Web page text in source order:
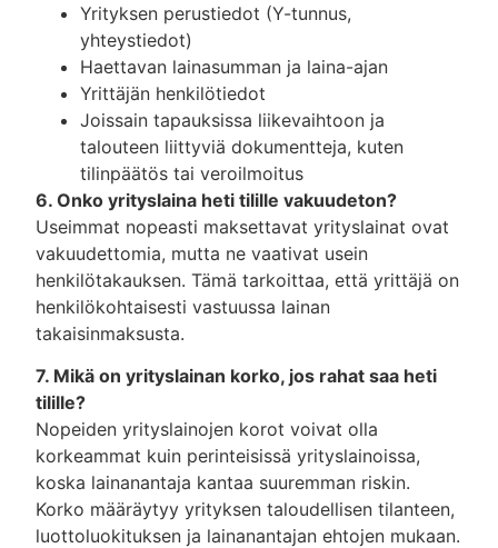
Yrityksen perustiedot (Y-tunnus,
yhteystiedot)
Haettavan lainasumman ja laina-ajan
Yrittäjän henkilötiedot
Joissain tapauksissa liikevaihtoon ja
talouteen liittyviä dokumentteja, kuten
tilinpäätös tai veroilmoitus
6. Onko yrityslaina heti tilille vakuudeton?
Useimmat nopeasti maksettavat yrityslainat ovat
vakuudettomia, mutta ne vaativat usein
henkilötakauksen. Tämä tarkoittaa, että yrittäjä on
henkilökohtaisesti vastuussa lainan
takaisinmaksusta.
7. Mikä on yrityslainan korko, jos rahat saa heti
tilille?
Nopeiden yrityslainojen korot voivat olla
korkeammat kuin perinteisissä yrityslainoissa,
koska lainanantaja kantaa suuremman riskin.
Korko määräytyy yrityksen taloudellisen tilanteen,
luottoluokituksen ja lainanantajan ehtojen mukaan.